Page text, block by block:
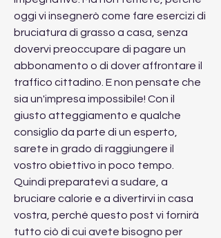
oggi vi insegnerò come fare esercizi di
bruciatura di grasso a casa, senza
dovervi preoccupare di pagare un
abbonamento o di dover affrontare il
traffico cittadino. E non pensate che
sia un'impresa impossibile! Con il
giusto atteggiamento e qualche
consiglio da parte di un esperto,
sarete in grado di raggiungere il
vostro obiettivo in poco tempo.
Quindi preparatevi a sudare, a
bruciare calorie e a divertirvi in casa
vostra, perché questo post vi fornirà
tutto ciò di cui avete bisogno per